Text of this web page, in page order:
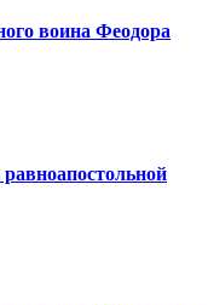
воина Феодора